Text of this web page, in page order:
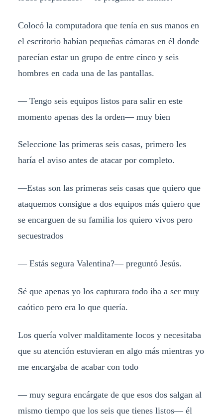
Colocó la computadora que tenía en sus manos en
el escritorio habían pequeñas cámaras en él donde
parecían estar un grupo de entre cinco y seis
hombres en cada una de las pantallas.
— Tengo seis equipos listos para salir en este
momento apenas des la orden— muy bien
Seleccione las primeras seis casas, primero les
haría el aviso antes de atacar por completo.
—Estas son las primeras seis casas que quiero que
ataquemos consigue a dos equipos más quiero que
se encarguen de su familia los quiero vivos pero
secuestrados
— Estás segura Valentina?— preguntó Jesús.
Sé que apenas yo los capturara todo iba a ser muy
caótico pero era lo que quería.
Los quería volver malditamente locos y necesitaba
que su atención estuvieran en algo más mientras yo
me encargaba de acabar con todo
— muy segura encárgate de que esos dos salgan al
mismo tiempo que los seis que tienes listos— él